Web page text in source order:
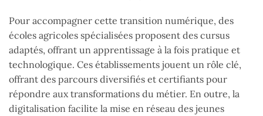
Pour accompagner cette transition numérique, des
écoles agricoles spécialisées proposent des cursus
adaptés, offrant un apprentissage à la fois pratique et
technologique. Ces établissements jouent un rôle clé,
offrant des parcours diversifiés et certifiants pour
répondre aux transformations du métier. En outre, la
digitalisation facilite la mise en réseau des jeunes